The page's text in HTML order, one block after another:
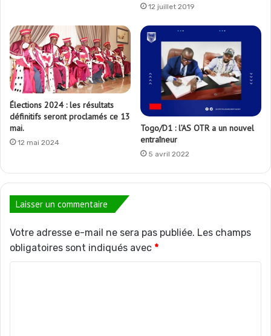
12 juillet 2019
Élections 2024 : les résultats
définitifs seront proclamés ce 13
mai.
12 mai 2024
Togo/D1 : l’AS OTR a un nouvel
entraîneur
5 avril 2022
Laisser un commentaire
Votre adresse e-mail ne sera pas publiée. Les champs
obligatoires sont indiqués avec *